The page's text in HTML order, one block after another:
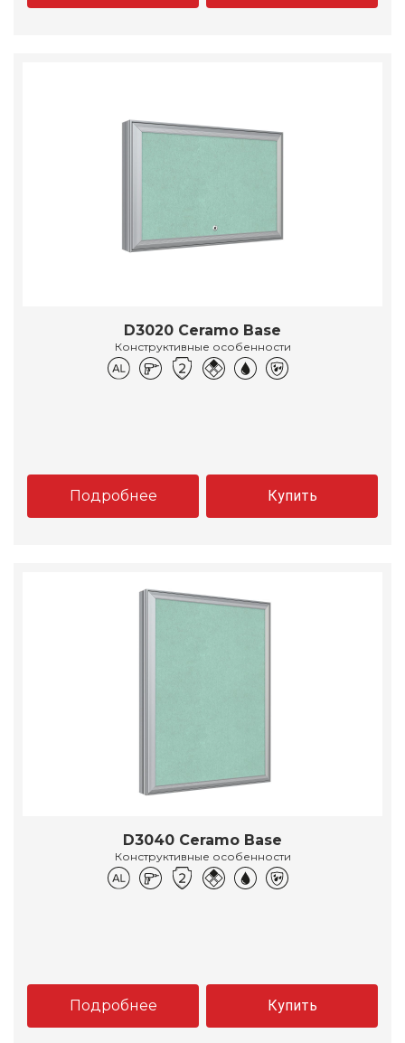
D3020 Ceramo Base
Конструктивные особенности
Подробнее Купить
D3040 Ceramo Base
Конструктивные особенности
Подробнее Купить